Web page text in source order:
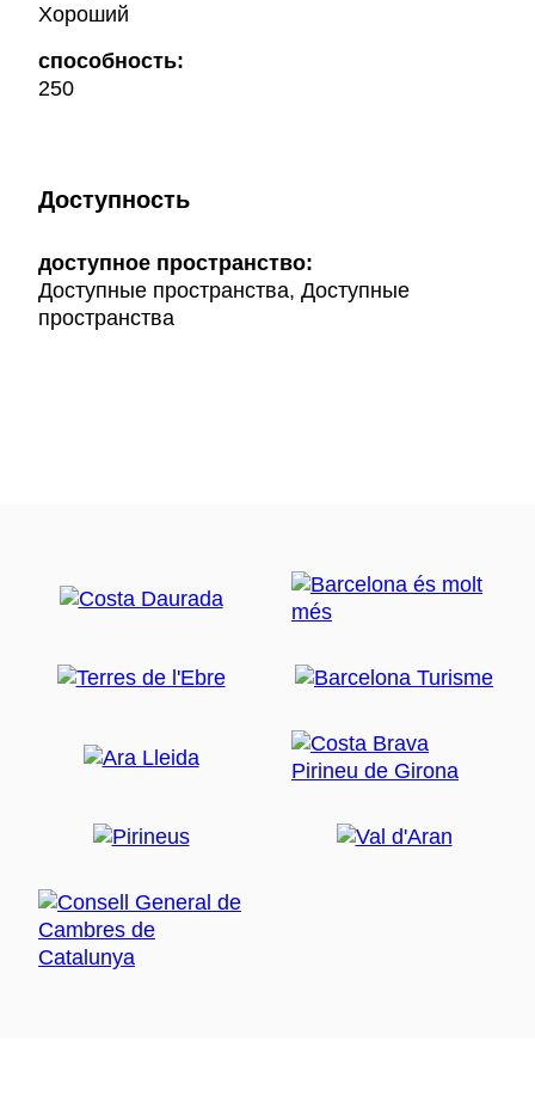
Хороший
способность:
250
Доступность
доступное пространство:
Доступные пространства, Доступные
пространства